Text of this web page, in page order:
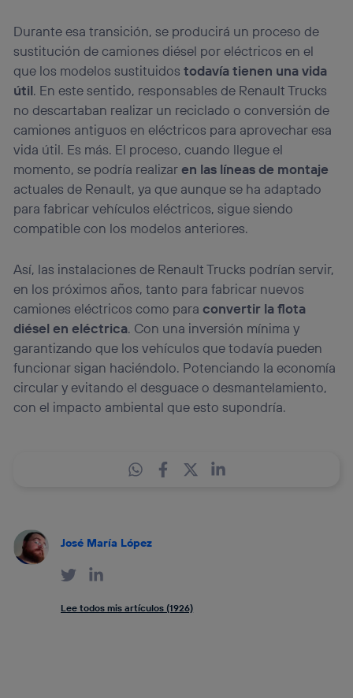
Durante esa transición, se producirá un proceso de
sustitución de camiones diésel por eléctricos en el
que los modelos sustituidostodavía tienen una vida
útil. En este sentido, responsables de Renault Trucks
no descartaban realizar un reciclado o conversión de
camiones antiguos en eléctricos para aprovechar esa
vida útil. Es más. El proceso, cuando llegue el
momento, se podría realizaren las líneas de montaje
actuales de Renault, ya que aunque se ha adaptado
para fabricar vehículos eléctricos, sigue siendo
compatible con los modelos anteriores.
Así, las instalaciones de Renault Trucks podrían servir,
en los próximos años, tanto para fabricar nuevos
camiones eléctricos como paraconvertir la flota
diésel en eléctrica. Con una inversión mínima y
garantizando que los vehículos que todavía pueden
funcionar sigan haciéndolo. Potenciando la economía
circular y evitando el desguace o desmantelamiento,
con el impacto ambiental que esto supondría.
José María López
Lee todos mis artículos (1926)